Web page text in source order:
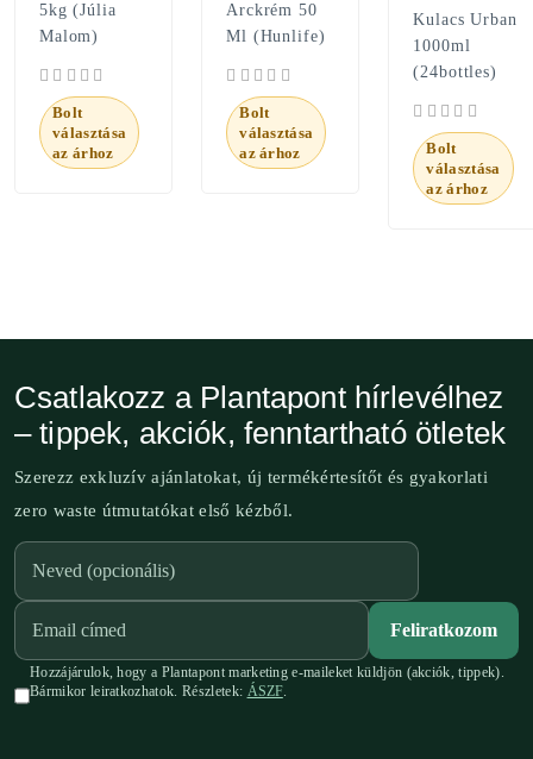
5kg (Júlia
Malom)
Bolt
választása
az árhoz
Arckrém 50
Ml (Hunlife)
Bolt
választása
az árhoz
Kulacs Urban
1000ml
(24bottles)
Bolt
választása
az árhoz
Csatlakozz a Plantapont hírlevélhez
– tippek, akciók, fenntartható ötletek
Szerezz exkluzív ajánlatokat, új termékértesítőt és gyakorlati
zero waste útmutatókat első kézből.
Feliratkozom
Hozzájárulok, hogy a Plantapont marketing e-maileket küldjön (akciók, tippek).
Bármikor leiratkozhatok. Részletek: ÁSZF.